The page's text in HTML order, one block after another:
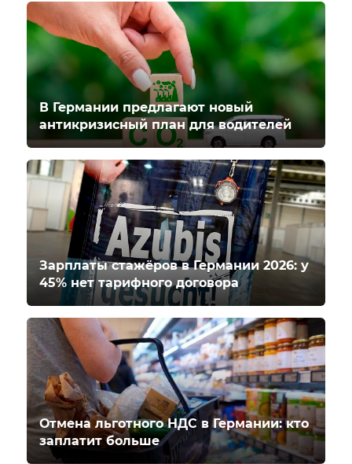
В Германии предлагают новый
антикризисный план для водителей
Зарплаты стажёров в Германии 2026: у
45% нет тарифного договора
Отмена льготного НДС в Германии: кто
заплатит больше